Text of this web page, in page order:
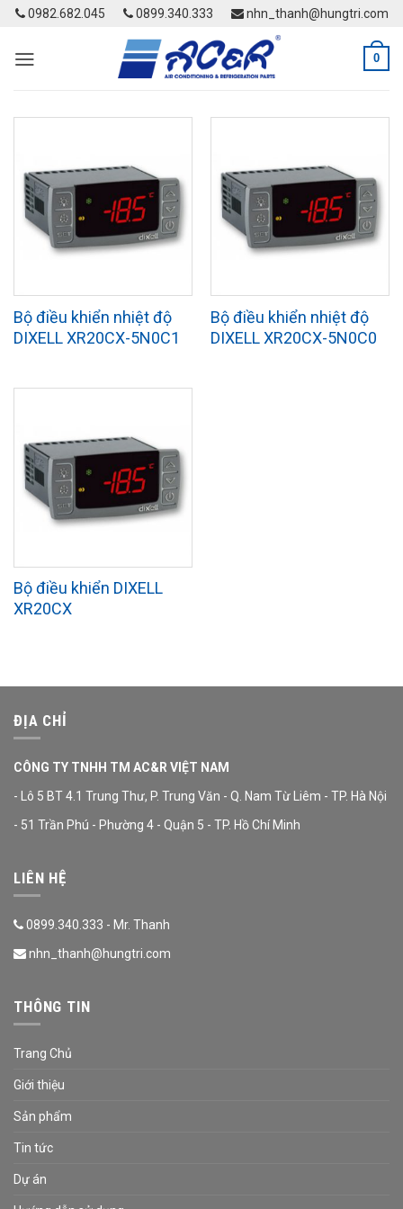
Skip
content
0982.682.045 0899.340.333 nhn_thanh@hungtri.com
0
Bộ điều khiển nhiệt độ
DIXELL XR20CX-5N0C1
Bộ điều khiển nhiệt độ
DIXELL XR20CX-5N0C0
Bộ điều khiển DIXELL
XR20CX
ĐỊA CHỈ
CÔNG TY TNHH TM AC&R VIỆT NAM
- Lô 5 BT 4.1 Trung Thư, P. Trung Văn - Q. Nam Từ Liêm - TP. Hà Nội
- 51 Trần Phú - Phường 4 - Quận 5 - TP. Hồ Chí Minh
LIÊN HỆ
0899.340.333 - Mr. Thanh
nhn_thanh@hungtri.com
THÔNG TIN
Trang Chủ
Giới thiệu
Sản phẩm
Tin tức
Dự án